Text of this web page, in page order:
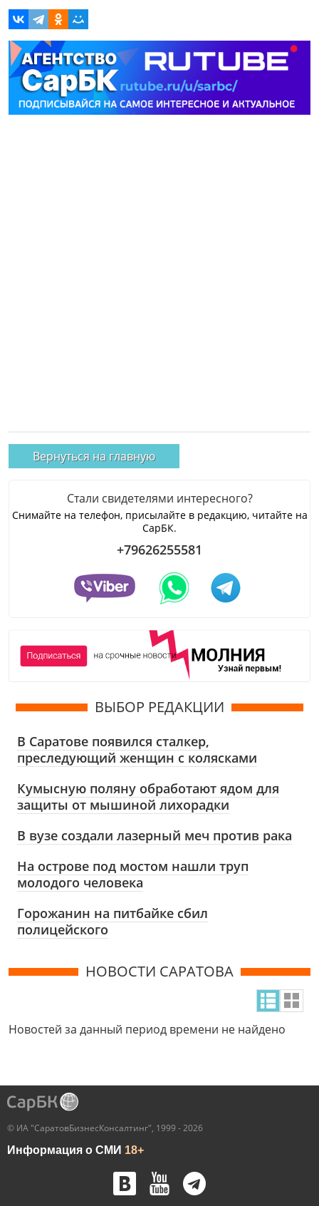
Вернуться на главную
Стали свидетелями интересного?
Снимайте на телефон, присылайте в редакцию, читайте на
СарБК.
+79626255581
ВЫБОР РЕДАКЦИИ
В Саратове появился сталкер,
преследующий женщин с колясками
Кумысную поляну обработают ядом для
защиты от мышиной лихорадки
В вузе создали лазерный меч против рака
На острове под мостом нашли труп
молодого человека
Горожанин на питбайке сбил
полицейского
НОВОСТИ САРАТОВА
Новостей за данный период времени не найдено
© ИА "СаратовБизнесКонсалтинг", 1999 - 2026
Информация о СМИ 18+